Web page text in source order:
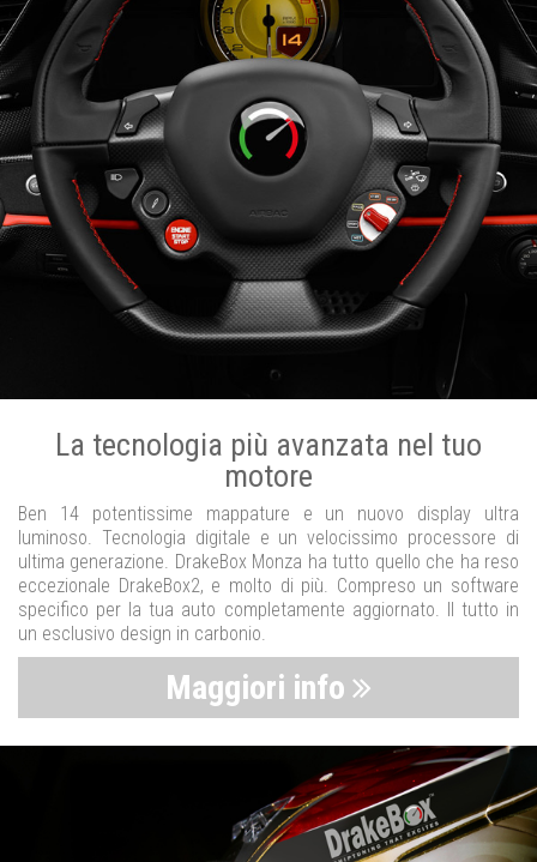
La tecnologia più avanzata nel tuo
motore
Ben 14 potentissime mappature e un nuovo display ultra
luminoso. Tecnologia digitale e un velocissimo processore di
ultima generazione. DrakeBox Monza ha tutto quello che ha reso
eccezionale DrakeBox2, e molto di più. Compreso un software
specifico per la tua auto completamente aggiornato. Il tutto in
un esclusivo design in carbonio.
Maggiori info